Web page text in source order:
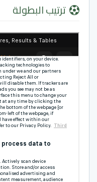
ترتيب البطولة